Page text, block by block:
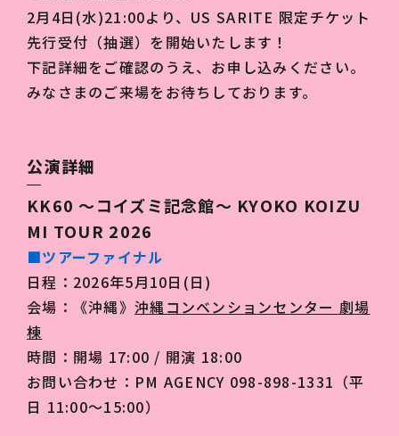
2月4日(水)21:00より、US SARITE 限定チケット
先行受付（抽選）を開始いたします！
下記詳細をご確認のうえ、お申し込みください。
みなさまのご来場をお待ちしております。
公演詳細
KK60 〜コイズミ記念館〜 KYOKO KOIZU
MI TOUR 2026
■ツアーファイナル
日程：2026年5月10日(日)
会場：《沖縄》 沖縄コンベンションセンター 劇場
棟
時間：開場 17:00 / 開演 18:00
お問い合わせ：PM AGENCY 098-898-1331（平
日 11:00〜15:00）